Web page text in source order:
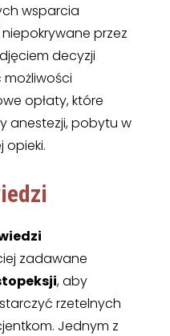
wsparcia
przez
decyzji
opłaty, które
anestezji, pobytu w
opieki.
zadawane
, aby
rzetelnych
Jednym z